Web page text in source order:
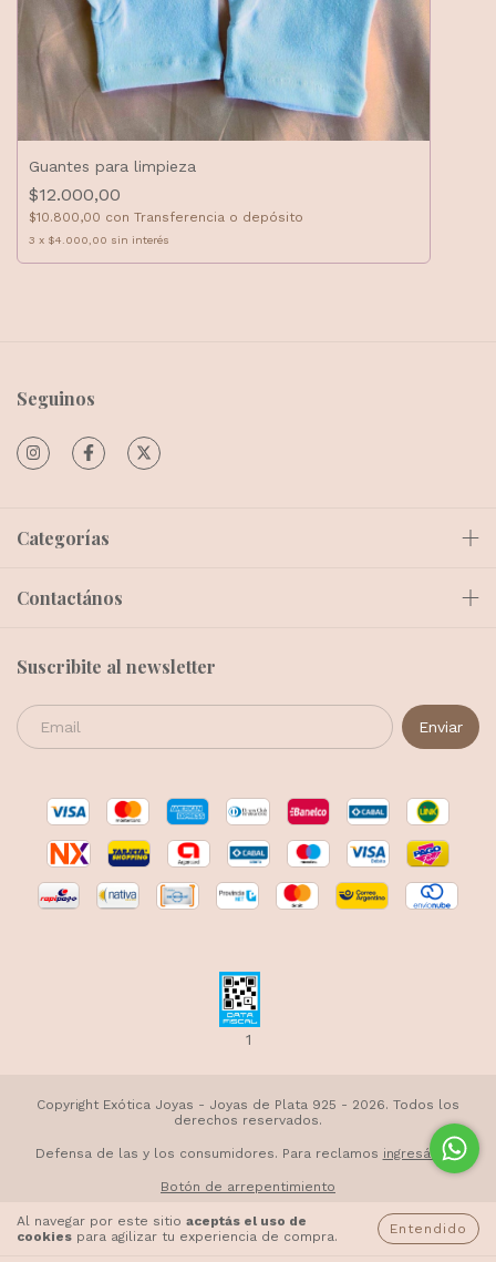
Al navegar por este sitio aceptás el uso de
cookies para agilizar tu experiencia de compra. Entendido
Guantes para limpieza
$12.000,00
$10.800,00 con Transferencia o depósito
3 x $4.000,00 sin interés
Seguinos
Categorías
Contactános
Suscribite al newsletter
1
Copyright Exótica Joyas - Joyas de Plata 925 - 2026. Todos los
derechos reservados.
Defensa de las y los consumidores. Para reclamos ingresá acá.
Botón de arrepentimiento